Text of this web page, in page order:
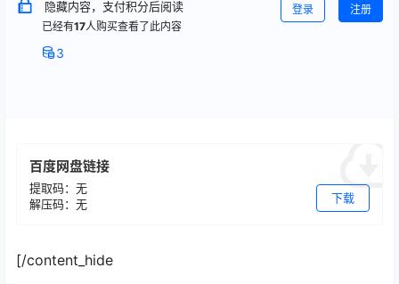
隐藏内容，支付积分后阅读
已经有17人购买查看了此内容
3
登录 注册
百度网盘链接
提取码：无
解压码：无
下载
[/content_hide